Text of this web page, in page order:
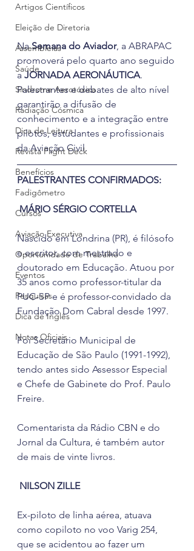
Artigos Científicos
Eleição de Diretoria
Assembleias
Saúde
Síndrome Aerotóxica
Radiação Cósmica
Dica de Leitura
Revista Flight Deck
Benefícios
Fadigômetro
Cursos
Aviação Executiva
Oportunidade de Trabalho
Eventos
Pesquisas
Dica de Inglês
Notas Oficiais
Na Semana do Aviador, a ABRAPAC
promoverá pelo quarto ano seguido
a JORNADA AERONÁUTICA.
Palestrantes e debates de alto nível
garantirão a difusão de
conhecimento e a integração entre
pilotos, estudantes e profissionais
da Aviação Civil.
PALESTRANTES CONFIRMADOS:
MÁRIO SÉRGIO CORTELLA
Nascido em Londrina (PR), é filósofo
e escritor, com mestrado e
doutorado em Educação. Atuou por
35 anos como professor-titular da
PUC-SP e é professor-convidado da
Fundação Dom Cabral desde 1997.
Foi Secretário Municipal de
Educação de São Paulo (1991-1992),
tendo antes sido Assessor Especial
e Chefe de Gabinete do Prof. Paulo
Freire.
Comentarista da Rádio CBN e do
Jornal da Cultura, é também autor
de mais de vinte livros.
NILSON ZILLE
Ex-piloto de linha aérea, atuava
como copiloto no voo Varig 254,
que se acidentou ao fazer um